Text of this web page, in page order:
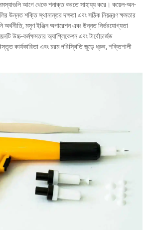
আগে থেকে শনাক্ত করতে সাহায্য করে। কয়েল-অন-
উন্নত শক্তি স্থানান্তর দক্ষতা এবং সঠিক নিয়ন্ত্রণ ক্ষমতার
অর্থনীতি, মসৃণ ইঞ্জিন অপারেশন এবং উন্নত নির্ভরযোগ্যতা
উচ্চ-কর্মক্ষমতার অ্যাপ্লিকেশন এবং টার্বোচার্জড
কার্যকারিতা এবং চরম পরিস্থিতি জুড়ে ধ্রুব, শক্তিশালী